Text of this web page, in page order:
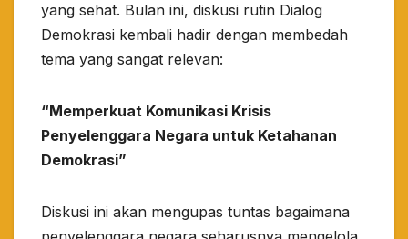
yang sehat. Bulan ini, diskusi rutin Dialog
Demokrasi kembali hadir dengan membedah
tema yang sangat relevan:
​“Memperkuat Komunikasi Krisis
Penyelenggara Negara untuk Ketahanan
Demokrasi”
​Diskusi ini akan mengupas tuntas bagaimana